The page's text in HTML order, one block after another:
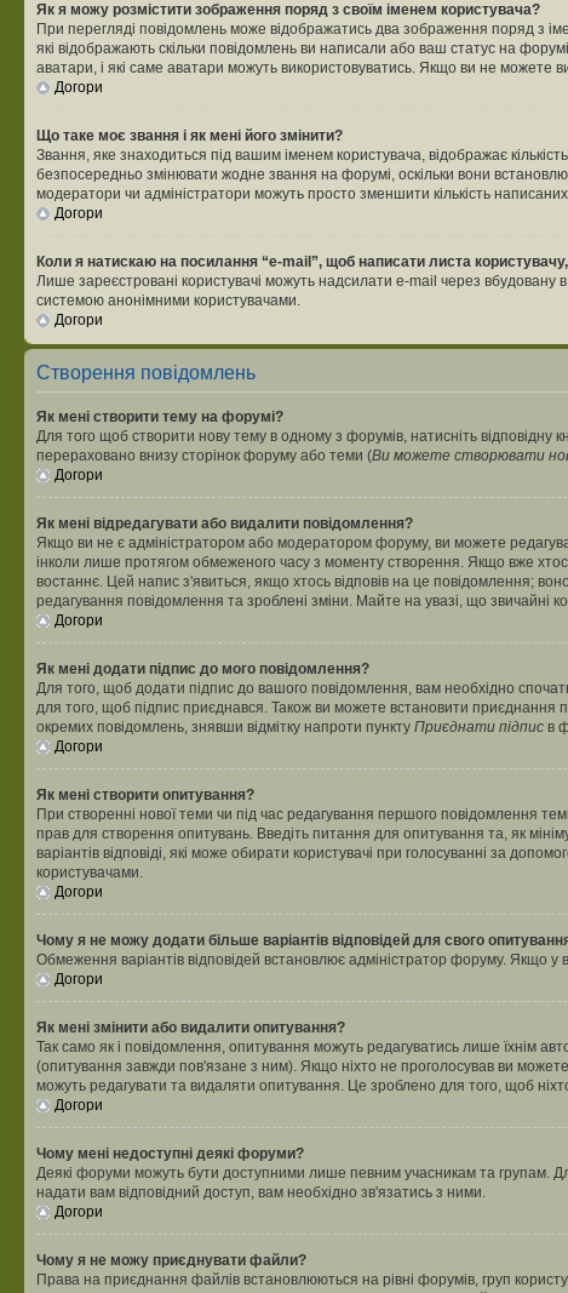
Як я можу розмістити зображення поряд з своїм іменем користувача?
При перегляді повідомлень може відображатись два зображення поряд з
які відображають скільки повідомлень ви написали або ваш статус на
аватари, і які саме аватари можуть використовуватись. Якщо ви не можете
Догори
Що таке моє звання і як мені його змінити?
Звання, яке знаходиться під вашим іменем користувача, відображає
безпосередньо змінювати жодне звання на форумі, оскільки вони
модератори чи адміністратори можуть просто зменшити кількість
Догори
Коли я натискаю на посилання “e-mail”, щоб написати листа
Лише зареєстровані користувачі можуть надсилати e-mail через
системою анонімними користувачами.
Догори
Створення повідомлень
Як мені створити тему на форумі?
Для того щоб створити нову тему в одному з форумів, натисніть відповідну
перераховано внизу сторінок форуму або теми (Ви можете створювати
Догори
Як мені відредагувати або видалити повідомлення?
Якщо ви не є адміністратором або модератором форуму, ви можете
інколи лише протягом обмеженого часу з моменту створення. Якщо вже
востаннє. Цей напис з'явиться, якщо хтось відповів на це повідомлення;
редагування повідомлення та зроблені зміни. Майте на увазі, що звичайні
Догори
Як мені додати підпис до мого повідомлення?
Для того, щоб додати підпис до вашого повідомлення, вам необхідно
для того, щоб підпис приєднався. Також ви можете встановити приєднання
окремих повідомлень, знявши відмітку напроти пункту Приєднати підпис в
Догори
Як мені створити опитування?
При створенні нової теми чи під час редагування першого повідомлення
прав для створення опитувань. Введіть питання для опитування та, як
варіантів відповіді, які може обирати користувачі при голосуванні за
користувачами.
Догори
Чому я не можу додати більше варіантів відповідей для свого
Обмеження варіантів відповідей встановлює адміністратор форуму. Якщо у
Догори
Як мені змінити або видалити опитування?
Так само як і повідомлення, опитування можуть редагуватись лише їхнім
(опитування завжди пов'язане з ним). Якщо ніхто не проголосував ви
можуть редагувати та видаляти опитування. Це зроблено для того, щоб ніхто
Догори
Чому мені недоступні деякі форуми?
Деякі форуми можуть бути доступними лише певним учасникам та групам.
надати вам відповідний доступ, вам необхідно зв'язатись з ними.
Догори
Чому я не можу приєднувати файли?
Права на приєднання файлів встановлюються на рівні форумів, груп